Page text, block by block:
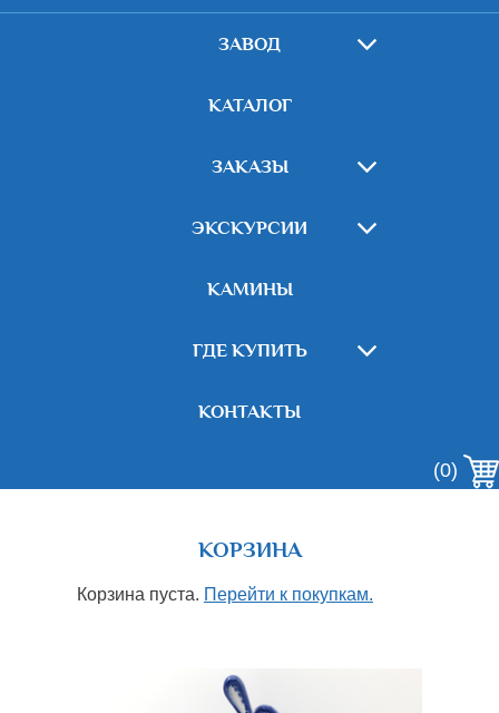
ЗАВОД
КАТАЛОГ
ЗАКАЗЫ
ЭКСКУРСИИ
КАМИНЫ
ГДЕ КУПИТЬ
КОНТАКТЫ
(0)
КОРЗИНА
Корзина пуста. Перейти к покупкам.